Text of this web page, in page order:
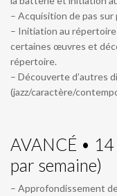
– Acquisition de pas sur
– Initiation au répertoire
certaines œuvres et
répertoire.
– Découverte d’autres
(jazz/caractère/
AVANCÉ •
par semaine)
– Approfondissement